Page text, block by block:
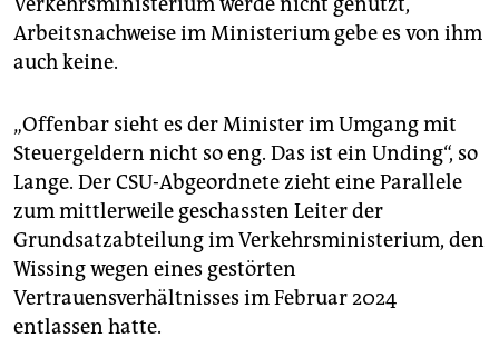
Arbeitsnachweise im Ministerium gebe es von ihm
auch keine.
„Offenbar sieht es der Minister im Umgang mit
Steuergeldern nicht so eng. Das ist ein Unding“, so
Lange. Der CSU-Abgeordnete zieht eine Parallele
zum mittlerweile geschassten Leiter der
Grundsatzabteilung im Verkehrsministerium, den
Wissing wegen eines gestörten
Vertrauensverhältnisses im Februar 2024
entlassen hatte.